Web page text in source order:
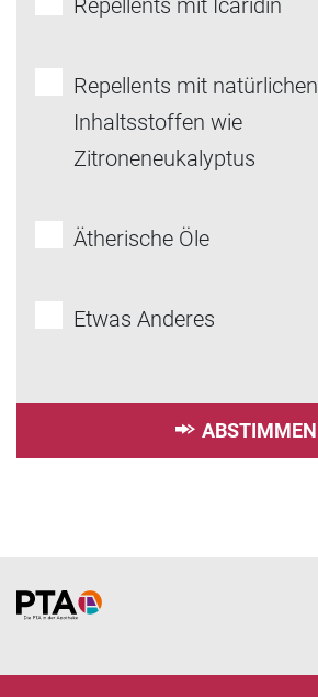
Repellents mit Icaridin
Repellents mit natürlichen
Inhaltsstoffen wie
Zitroneneukalyptus
Ätherische Öle
Etwas Anderes
ABSTIMMEN
Home